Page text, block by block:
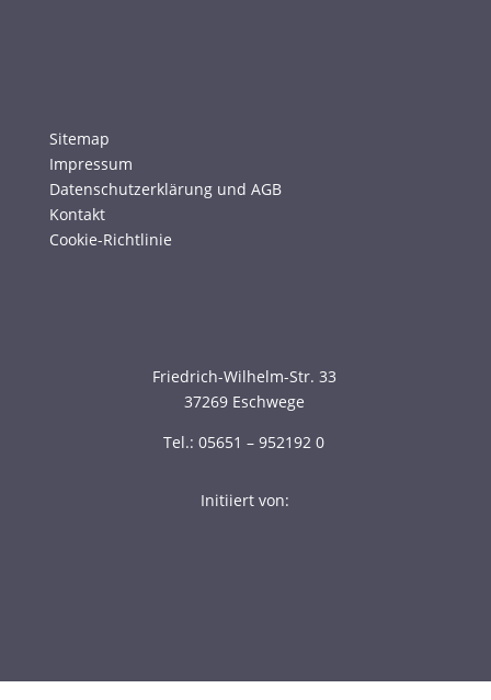
Sitemap
Impressum
Datenschutzerklärung und AGB
Kontakt
Cookie-Richtlinie
Friedrich-Wilhelm-Str. 33
37269 Eschwege
Tel.: 05651 – 952192 0
Initiiert von: